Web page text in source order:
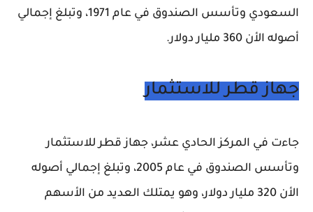
السعودي وتأسس الصندوق في عام 1971، وتبلغ إجمالي
أصوله الأن 360 مليار دولار.
جهاز قطر للاستثمار
جاءت في المركز الحادي عشر، جهاز قطر للاستثمار
وتأسس الصندوق في عام 2005، وتبلغ إجمالي أصوله
الأن 320 مليار دولار، وهو يمتلك العديد من الأسهم